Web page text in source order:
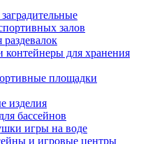
залов
контейнеры для хранения
площадки
изделия
бассейнов
игры на воде
и игровые центры